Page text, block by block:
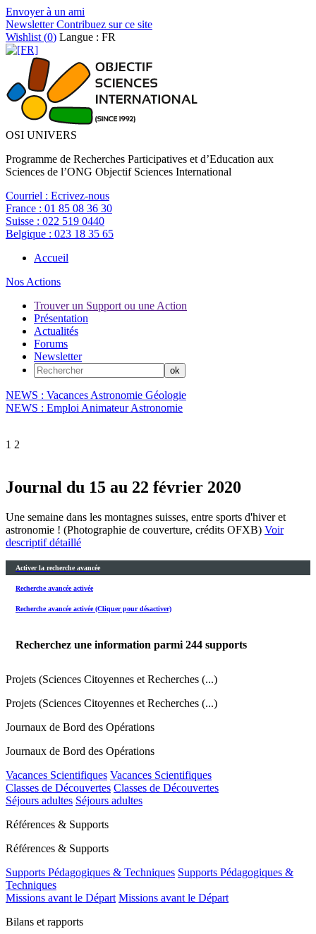
Envoyer à un ami
NewsletterContribuez sur ce site
Wishlist (0) Langue : FR
OSI UNIVERS
Programme de Recherches Participatives et d’Education aux
Sciences de l’ONG Objectif Sciences International
Courriel : Ecrivez-nous
France : 01 85 08 36 30
Suisse : 022 519 0440
Belgique : 023 18 35 65
Accueil
Nos Actions
Trouver un Support ou une Action
Présentation
Actualités
Forums
Newsletter
NEWS : Vacances Astronomie Géologie
NEWS : Emploi Animateur Astronomie
1 2
Journal du 15 au 22 février 2020
Une semaine dans les montagnes suisses, entre sports d'hiver et
astronomie ! (Photographie de couverture, crédits OFXB) Voir
descriptif détaillé
Activer la recherche avancée
Recherche avancée activée
Recherche avancée activée (Cliquer pour désactiver)
Recherchez une information parmi 244 supports
Projets (Sciences Citoyennes et Recherches (...)
Projets (Sciences Citoyennes et Recherches (...)
Journaux de Bord des Opérations
Journaux de Bord des Opérations
Vacances Scientifiques Vacances Scientifiques
Classes de Découvertes Classes de Découvertes
Séjours adultes Séjours adultes
Références & Supports
Références & Supports
Supports Pédagogiques & Techniques Supports Pédagogiques &
Techniques
Missions avant le Départ Missions avant le Départ
Bilans et rapports